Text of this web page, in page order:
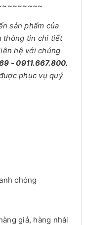
sản phẩm của
thông tin chi tiết
hệ với chúng
- 0911.667.800.
phục vụ quý
chóng
giả, hàng nhái